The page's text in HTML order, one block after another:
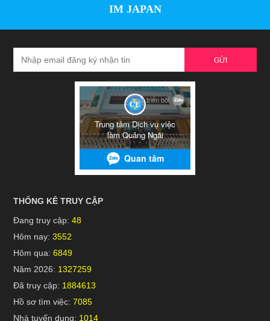
IM JAPAN
GỬI
THỐNG KÊ TRUY CẬP
Đang truy cập: 48
Hôm nay: 3552
Hôm qua: 6849
Năm 2026: 1327259
Đã truy cập: 1884613
Hồ sơ tìm việc: 7085
Nhà tuyển dụng: 1014